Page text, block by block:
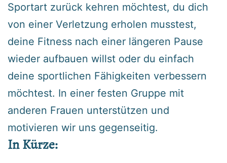
Sportart zurück kehren möchtest, du dich
von einer Verletzung erholen musstest,
deine Fitness nach einer längeren Pause
wieder aufbauen willst oder du einfach
deine sportlichen Fähigkeiten verbessern
möchtest. In einer festen Gruppe mit
anderen Frauen unterstützen und
motivieren wir uns gegenseitig.
In Kürze: